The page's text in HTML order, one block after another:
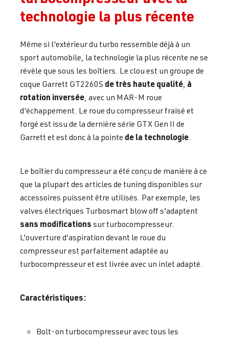
technologie la plus récente
Même si l'extérieur du turbo ressemble déjà à un
sport automobile, la technologie la plus récente ne se
révèle que sous les boîtiers. Le clou est un groupe de
coque Garrett GT2260S de très haute qualité à
rotation inversée , avec un MAR-M roue
d'échappement. Le roue du compresseur fraisé et
forgé est issu de la dernière série GTX Gen II de
Garrett et est donc à la pointe de la technologie
Le boîtier du compresseur a été conçu de manière à ce
que la plupart des articles de tuning disponibles sur
accessoires puissent être utilisés. Par exemple, les
valves électriques Turbosmart blow off s'adaptent
sans modifications sur turbocompresseur.
L'ouverture d'aspiration devant le roue du
compresseur est parfaitement adaptée au
turbocompresseur et est livrée avec un inlet adapté.
Caractéristiques:
Bolt-on turbocompresseur avec tous les